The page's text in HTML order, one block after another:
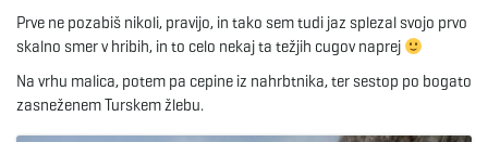
Prve ne pozabiš nikoli, pravijo, in tako sem tudi jaz splezal svojo prvo
skalno smer v hribih, in to celo nekaj ta težjih cugov naprej
Na vrhu malica, potem pa cepine iz nahrbtnika, ter sestop po bogato
zasneženem Turskem žlebu.